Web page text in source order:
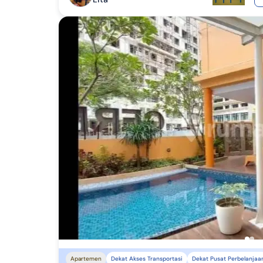
Apartemen Dekat Akses Transportasi Dekat Pusat